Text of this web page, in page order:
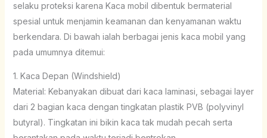
selaku proteksi karena Kaca mobil dibentuk bermaterial
spesial untuk menjamin keamanan dan kenyamanan waktu
berkendara. Di bawah ialah berbagai jenis kaca mobil yang
pada umumnya ditemui:
1. Kaca Depan (Windshield)
Material: Kebanyakan dibuat dari kaca laminasi, sebagai layer
dari 2 bagian kaca dengan tingkatan plastik PVB (polyvinyl
butyral). Tingkatan ini bikin kaca tak mudah pecah serta